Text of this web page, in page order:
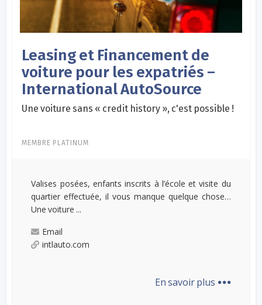
Leasing et Financement de
voiture pour les expatriés –
International AutoSource
Une voiture sans « credit history », c'est possible !
MEMBRE PLATINUM
Valises posées, enfants inscrits à l’école et visite du
quartier effectuée, il vous manque quelque chose…
Une voiture ...
Email
intlauto.com
En savoir plus ...